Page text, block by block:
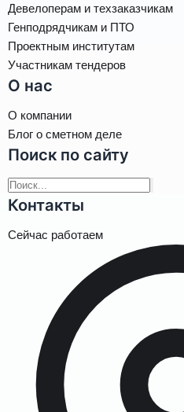
Девелоперам и техзаказчикам
Генподрядчикам и ПТО
Проектным институтам
Участникам тендеров
О нас
О компании
Блог о сметном деле
Поиск по сайту
Контакты
Сейчас работаем